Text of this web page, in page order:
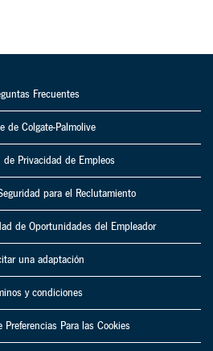
Frecuentes
de Colgate-Palmolive
de Privacidad de Empleos
para el Reclutamiento
de Oportunidades del Empleador
una adaptación
y condiciones
Preferencias Para las Cookies